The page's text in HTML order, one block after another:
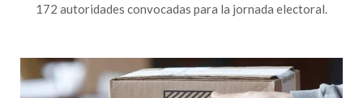
172 autoridades convocadas para la jornada electoral.